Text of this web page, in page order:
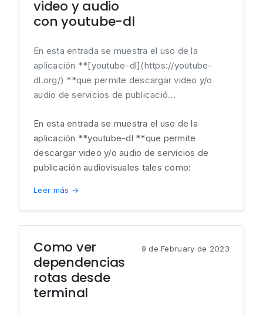
video y audio
con youtube-dl
En esta entrada se muestra el uso de la
aplicación **[youtube-dl](https://youtube-
dl.org/) **que permite descargar video y/o
audio de servicios de publicació...
En esta entrada se muestra el uso de la
aplicación **youtube-dl **que permite
descargar video y/o audio de servicios de
publicación audiovisuales tales como:
Leer más →
Como ver
dependencias
rotas desde
terminal
9 de February de 2023